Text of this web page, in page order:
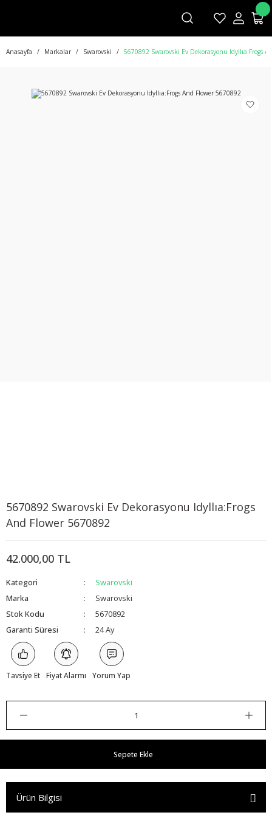
Anasayfa Markalar Swarovski 5670892 Swarovski Ev Dekorasyonu Idyllıa:Frogs
5670892 Swarovski Ev Dekorasyonu Idyllıa:Frogs
And Flower 5670892
42.000,00 TL
Kategori
Swarovski
Marka
Swarovski
Stok Kodu
5670892
Garanti Süresi
24 Ay
Tavsiye Et Fiyat Alarmı Yorum Yap
Sepete Ekle
Ürün Bilgisi